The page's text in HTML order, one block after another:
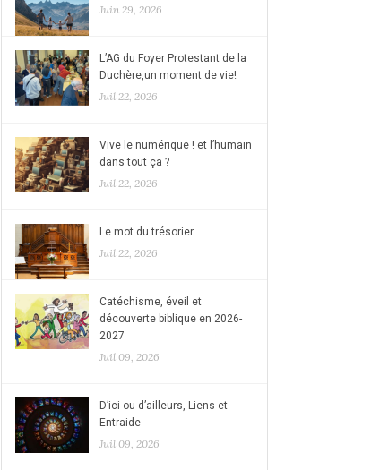
Juin 29, 2026
L’AG du Foyer Protestant de la
Duchère,un moment de vie!
Juil 22, 2026
Vive le numérique ! et l’humain
dans tout ça ?
Juil 22, 2026
Le mot du trésorier
Juil 22, 2026
Catéchisme, éveil et
découverte biblique en 2026-
2027
Juil 09, 2026
D’ici ou d’ailleurs, Liens et
Entraide
Juil 09, 2026